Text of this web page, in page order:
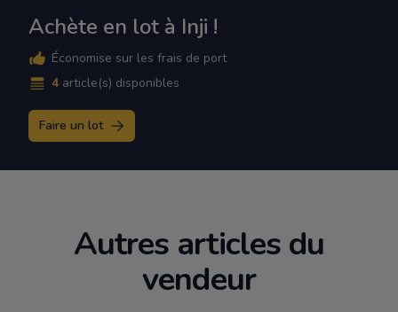
Achète en lot à Inji !
Économise sur les frais de port
4 article(s) disponibles
Faire un lot
Autres articles du
vendeur